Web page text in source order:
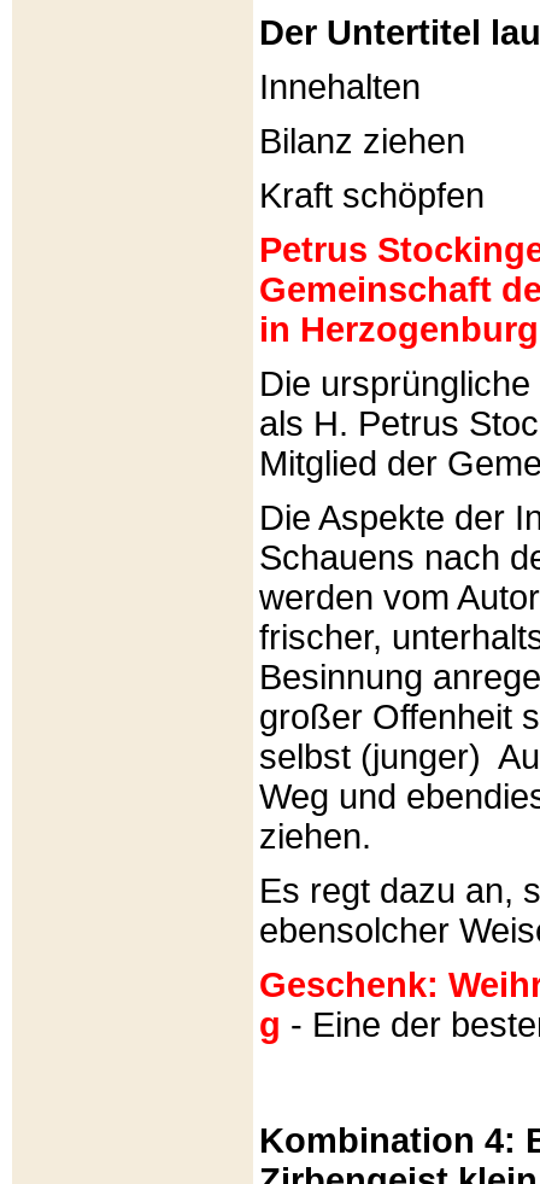
Der Untertitel
Innehalten
Bilanz ziehen
Kraft schöpfen
Petrus
Gemeinschaft
in
Die
als H. Petrus
Mitglied der
Die Aspekte der
Schauens nach
werden vom
frischer,
Besinnung
großer Offenheit
selbst (junger)
Weg und
ziehen.
Es regt dazu an,
ebensolcher
Geschenk:
g - Eine der
Kombination 4: